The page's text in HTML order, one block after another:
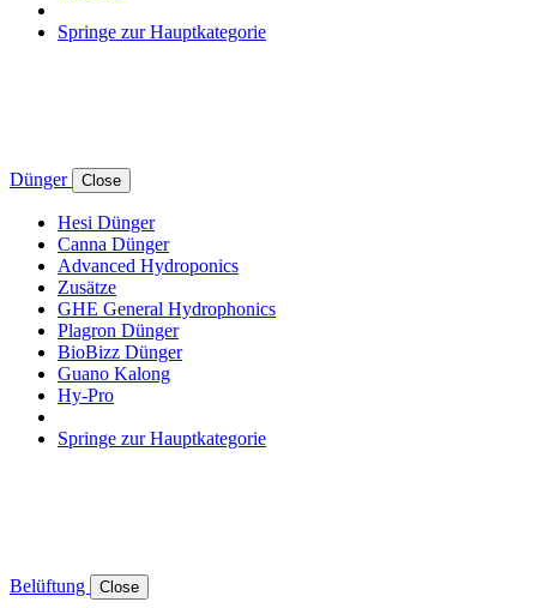
Springe zur Hauptkategorie
Dünger Close
Hesi Dünger
Canna Dünger
Advanced Hydroponics
Zusätze
GHE General Hydrophonics
Plagron Dünger
BioBizz Dünger
Guano Kalong
Hy-Pro
Springe zur Hauptkategorie
Belüftung Close